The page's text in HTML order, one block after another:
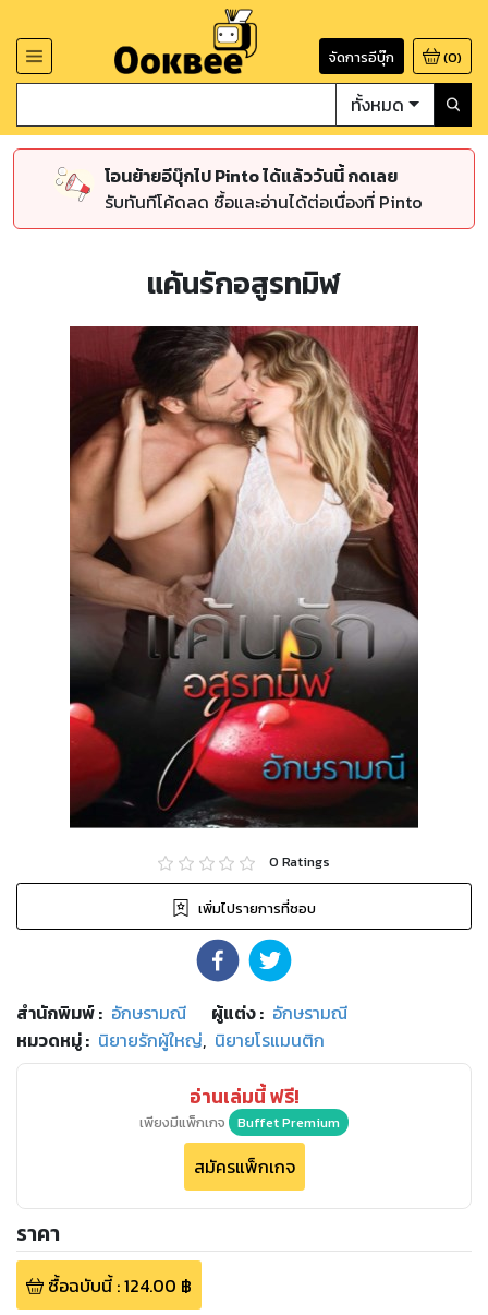
จัดการอีบุ๊ก (0)
ทั้งหมด
โอนย้ายอีบุ๊กไป Pinto ได้แล้ววันนี้ กดเลย
รับทันทีโค้ดลด ซื้อและอ่านได้ต่อเนื่องที่ Pinto
แค้นรักอสูรทมิฬ
0 Ratings
เพิ่มไปรายการที่ชอบ
สำนักพิมพ์: อักษรามณี ผู้แต่ง : อักษรามณี
หมวดหมู่: นิยายรักผู้ใหญ่, นิยายโรแมนติก
อ่านเล่มนี้ ฟรี!
เพียงมีแพ็กเกจ Buffet Premium
สมัครแพ็กเกจ
ราคา
ซื้อฉบับนี้:124.00 ฿